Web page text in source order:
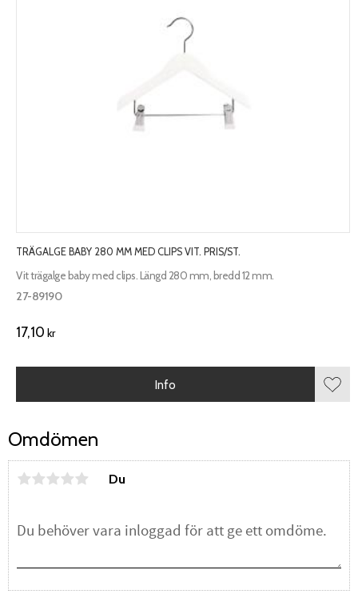
Omdömen
Du
TRÄGALGE BABY 280 MM MED CLIPS VIT. PRIS/ST.
Vit trägalge baby med clips. Längd 280 mm, bredd 12 mm.
27-89190
17,10 kr
Info